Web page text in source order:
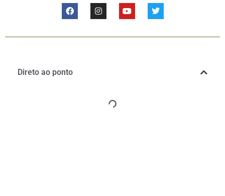
Direto ao ponto